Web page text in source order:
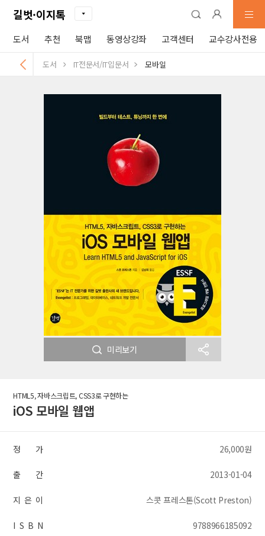
길벗·이지톡
도서 추천 북맵 동영상강좌 고객센터 교수강사전용
도서 IT전문서/IT입문서 모바일
미리보기
HTML5, 자바스크립트, CSS3로 구현하는
iOS 모바일 웹앱
정 가 26,000원
출 간 2013-01-04
지 은 이 스콧 프레스톤(Scott Preston)
I S B N 9788966185092